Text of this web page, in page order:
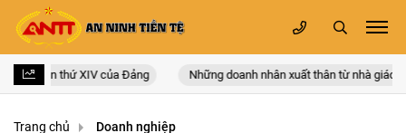
lần thứ XIV của Đảng Những doanh nhân xuất thân từ nhà giáo
Trang chủ Doanh nghiệp